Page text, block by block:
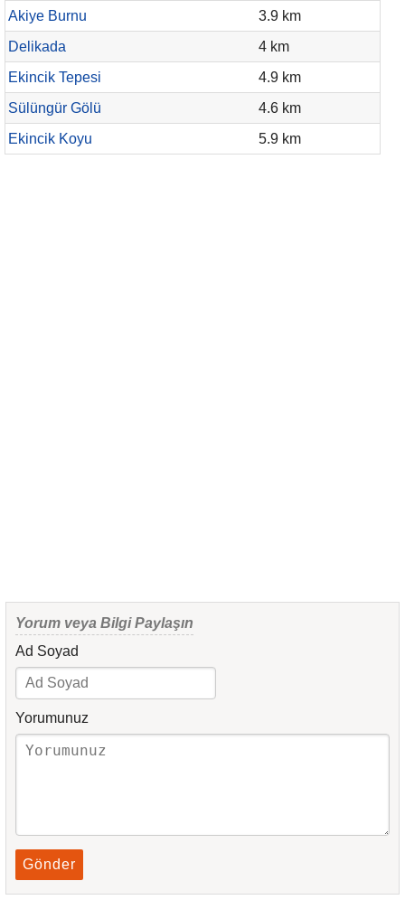
Akiye Burnu
3.9 km
Delikada
4 km
Ekincik Tepesi
4.9 km
Sülüngür Gölü
4.6 km
Ekincik Koyu
5.9 km
Yorum veya Bilgi Paylaşın
Ad Soyad
Yorumunuz
Gönder